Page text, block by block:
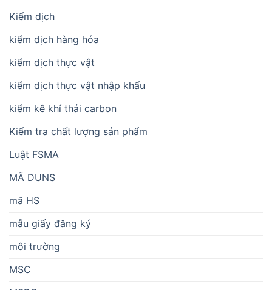
Kiểm dịch
kiểm dịch hàng hóa
kiểm dịch thực vật
kiểm dịch thực vật nhập khẩu
kiểm kê khí thải carbon
Kiểm tra chất lượng sản phẩm
Luật FSMA
MÃ DUNS
mã HS
mẫu giấy đăng ký
môi trường
MSC